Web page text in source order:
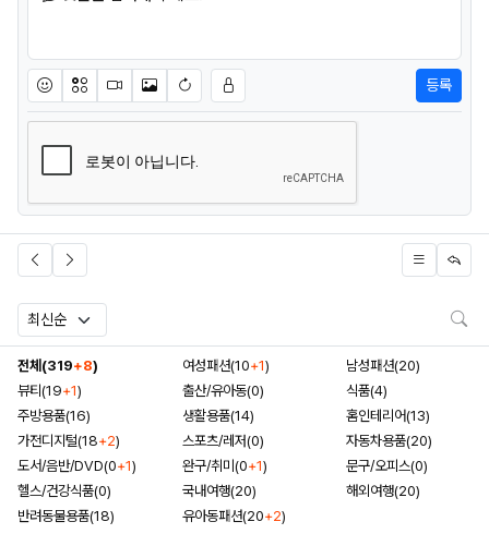
이모티콘아이콘동영상이미지새댓글 작성
등록
전체(319+8) 여성패션(10+1)
남성패션(20)
뷰티(19+1) 출산/유아동(0)
식품(4)
주방용품(16)
생활용품(14)
홈인테리어(13)
가전디지털(18+2) 스포츠/레저(0)
자동차용품(20)
도서/음반/DVD(0+1) 완구/취미(0+1)
문구/오피스(0)
헬스/건강식품(0)
국내여행(20)
해외여행(20)
반려동물용품(18)
유아동패션(20+2)